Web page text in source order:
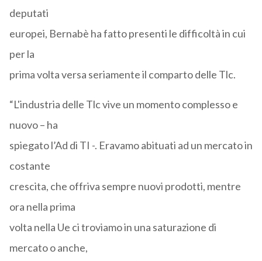
deputati
europei, Bernabè ha fatto presenti le difficoltà in cui
per la
prima volta versa seriamente il comparto delle Tlc.
“L'industria delle Tlc vive un momento complesso e
nuovo – ha
spiegato l’Ad di TI -. Eravamo abituati ad un mercato in
costante
crescita, che offriva sempre nuovi prodotti, mentre
ora nella prima
volta nella Ue ci troviamo in una saturazione di
mercato o anche,